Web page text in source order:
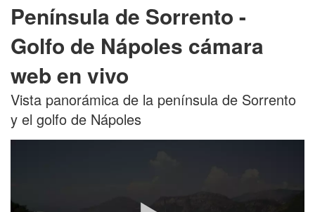
Península de Sorrento -
Golfo de Nápoles cámara
web en vivo
Vista panorámica de la península de Sorrento
y el golfo de Nápoles